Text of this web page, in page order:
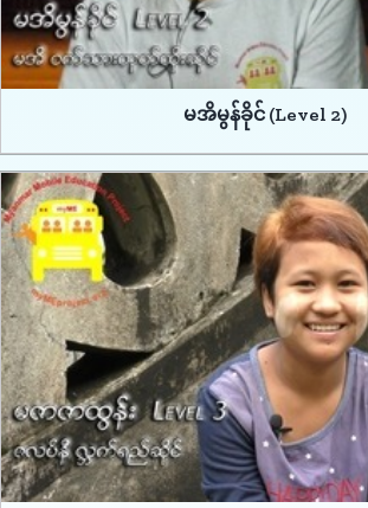
မအိမွန်ခိုင် (Level 2)